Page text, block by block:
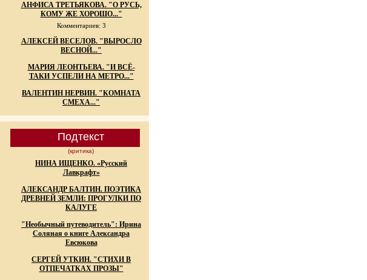
АНФИСА ТРЕТЬЯКОВА. "О РУСЬ,
КОМУ ЖЕ ХОРОШО..."
Комментариев: 3
АЛЕКСЕЙ ВЕСЕЛОВ. "ВЫРОСЛО
ВЕСНОЙ..."
МАРИЯ ЛЕОНТЬЕВА. "И ВСЁ-
ТАКИ УСПЕЛИ НА МЕТРО..."
ВАЛЕНТИН НЕРВИН. "КОМНАТА
СМЕХА..."
Подтекст
(критика)
НИНА ИЩЕНКО. «Русский
Лавкрафт»
АЛЕКСАНДР БАЛТИН. ПОЭТИКА
ДРЕВНЕЙ ЗЕМЛИ: ПРОГУЛКИ ПО
КАЛУГЕ
"Необычный путеводитель": Ирина
Соляная о книге Александра
Евсюкова
СЕРГЕЙ УТКИН. "СТИХИ В
ОТПЕЧАТКАХ ПРОЗЫ"